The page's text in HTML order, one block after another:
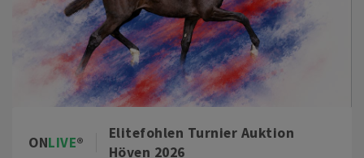
ONLIVE
Elitefohlen Turnier Auktion
Höven 2026